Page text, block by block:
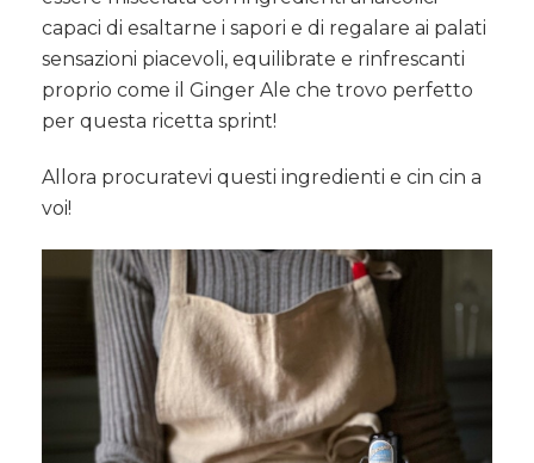
capaci di esaltarne i sapori e di regalare ai palati
sensazioni piacevoli, equilibrate e rinfrescanti
proprio come il Ginger Ale che trovo perfetto
per questa ricetta sprint!
Allora procuratevi questi ingredienti e cin cin a
voi!